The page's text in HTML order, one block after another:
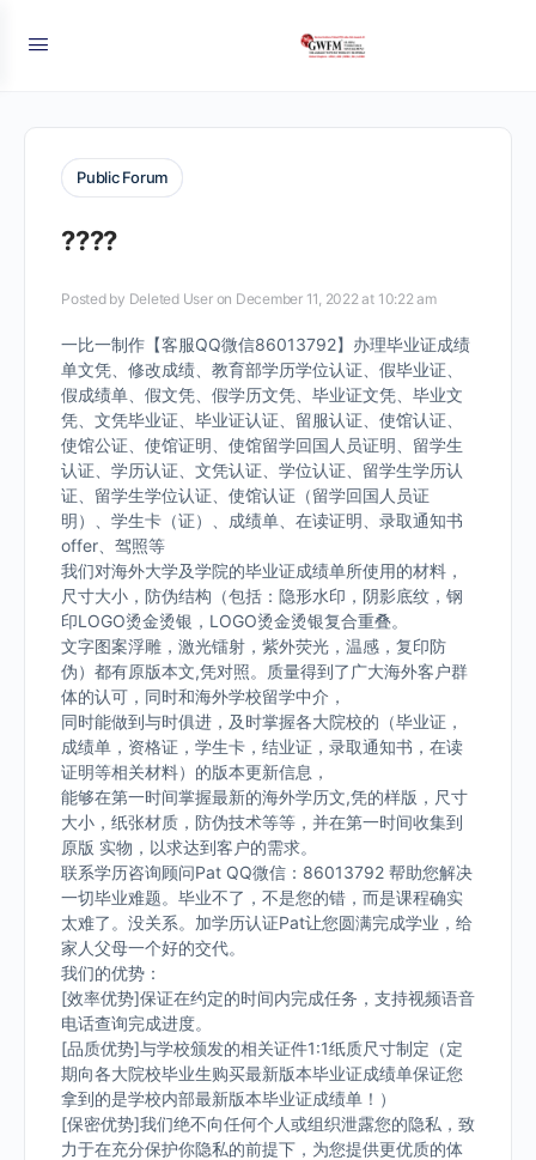
Public Forum
????
Posted by Deleted User on December 11, 2022 at 10:22 am
一比一制作【客服QQ微信86013792】办理毕业证成绩
单文凭、修改成绩、教育部学历学位认证、假毕业证、
假成绩单、假文凭、假学历文凭、毕业证文凭、毕业文
凭、文凭毕业证、毕业证认证、留服认证、使馆认证、
使馆公证、使馆证明、使馆留学回国人员证明、留学生
认证、学历认证、文凭认证、学位认证、留学生学历认
证、留学生学位认证、使馆认证（留学回国人员证
明）、学生卡（证）、成绩单、在读证明、录取通知书
offer、驾照等
我们对海外大学及学院的毕业证成绩单所使用的材料，
尺寸大小，防伪结构（包括：隐形水印，阴影底纹，钢
印LOGO烫金烫银，LOGO烫金烫银复合重叠。
文字图案浮雕，激光镭射，紫外荧光，温感，复印防
伪）都有原版本文,凭对照。质量得到了广大海外客户群
体的认可，同时和海外学校留学中介，
同时能做到与时俱进，及时掌握各大院校的（毕业证，
成绩单，资格证，学生卡，结业证，录取通知书，在读
证明等相关材料）的版本更新信息，
能够在第一时间掌握最新的海外学历文,凭的样版，尺寸
大小，纸张材质，防伪技术等等，并在第一时间收集到
原版 实物，以求达到客户的需求。
联系学历咨询顾问Pat QQ微信：86013792 帮助您解决
一切毕业难题。毕业不了，不是您的错，而是课程确实
太难了。没关系。加学历认证Pat让您圆满完成学业，给
家人父母一个好的交代。
我们的优势：
[效率优势]保证在约定的时间内完成任务，支持视频语音
电话查询完成进度。
[品质优势]与学校颁发的相关证件1:1纸质尺寸制定（定
期向各大院校毕业生购买最新版本毕业证成绩单保证您
拿到的是学校内部最新版本毕业证成绩单！）
[保密优势]我们绝不向任何个人或组织泄露您的隐私，致
力于在充分保护你隐私的前提下，为您提供更优质的体